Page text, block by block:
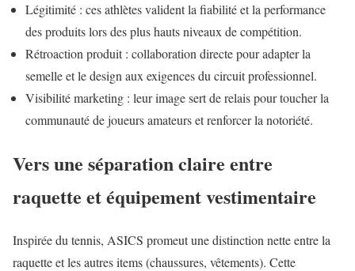
Légitimité : ces athlètes valident la fiabilité et la performance
des produits lors des plus hauts niveaux de compétition.
Rétroaction produit : collaboration directe pour adapter la
semelle et le design aux exigences du circuit professionnel.
Visibilité marketing : leur image sert de relais pour toucher la
communauté de joueurs amateurs et renforcer la notoriété.
Vers une séparation claire entre
raquette et équipement vestimentaire
Inspirée du tennis, ASICS promeut une distinction nette entre la
raquette et les autres items (chaussures, vêtements). Cette